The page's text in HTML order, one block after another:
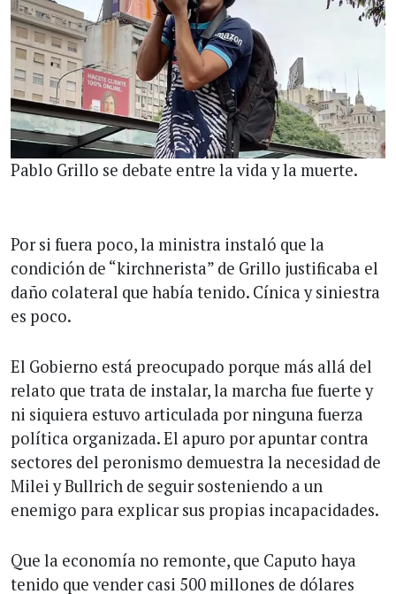
Pablo Grillo se debate entre la vida y la muerte.
Por si fuera poco, la ministra instaló que la
condición de “kirchnerista” de Grillo justificaba el
daño colateral que había tenido. Cínica y siniestra
es poco.
El Gobierno está preocupado porque más allá del
relato que trata de instalar, la marcha fue fuerte y
ni siquiera estuvo articulada por ninguna fuerza
política organizada. El apuro por apuntar contra
sectores del peronismo demuestra la necesidad de
Milei y Bullrich de seguir sosteniendo a un
enemigo para explicar sus propias incapacidades.
Que la economía no remonte, que Caputo haya
tenido que vender casi 500 millones de dólares